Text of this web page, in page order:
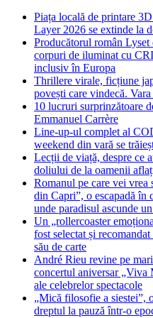
Piața locală de printare
Layer 2026 se extinde la
Producătorul român
corpuri de iluminat cu
inclusiv în Europa
Thrillere virale, ficțiune
povești care vindecă.
10 lucruri surprinzătoare
Emmanuel Carrère
Line-up-ul complet al
weekend din vară se
Lecții de viață, despre ce
doliului de la oamenii
Romanul pe care vei vrea
din Capri”, o escapadă în
unde paradisul ascunde
Un „rollercoaster
fost selectat și
său de carte
André Rieu revine pe
concertul aniversar „Viva
ale celebrelor spectacole
„Mică filosofie a siestei”,
dreptul la pauză într-o